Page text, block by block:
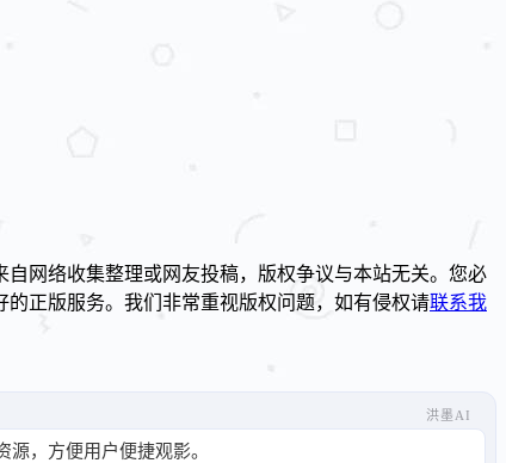
网络收集整理或网友投稿，版权争议与本站无关。您必
正版服务。我们非常重视版权问题，如有侵权请联系我
洪墨AI
，方便用户便捷观影。